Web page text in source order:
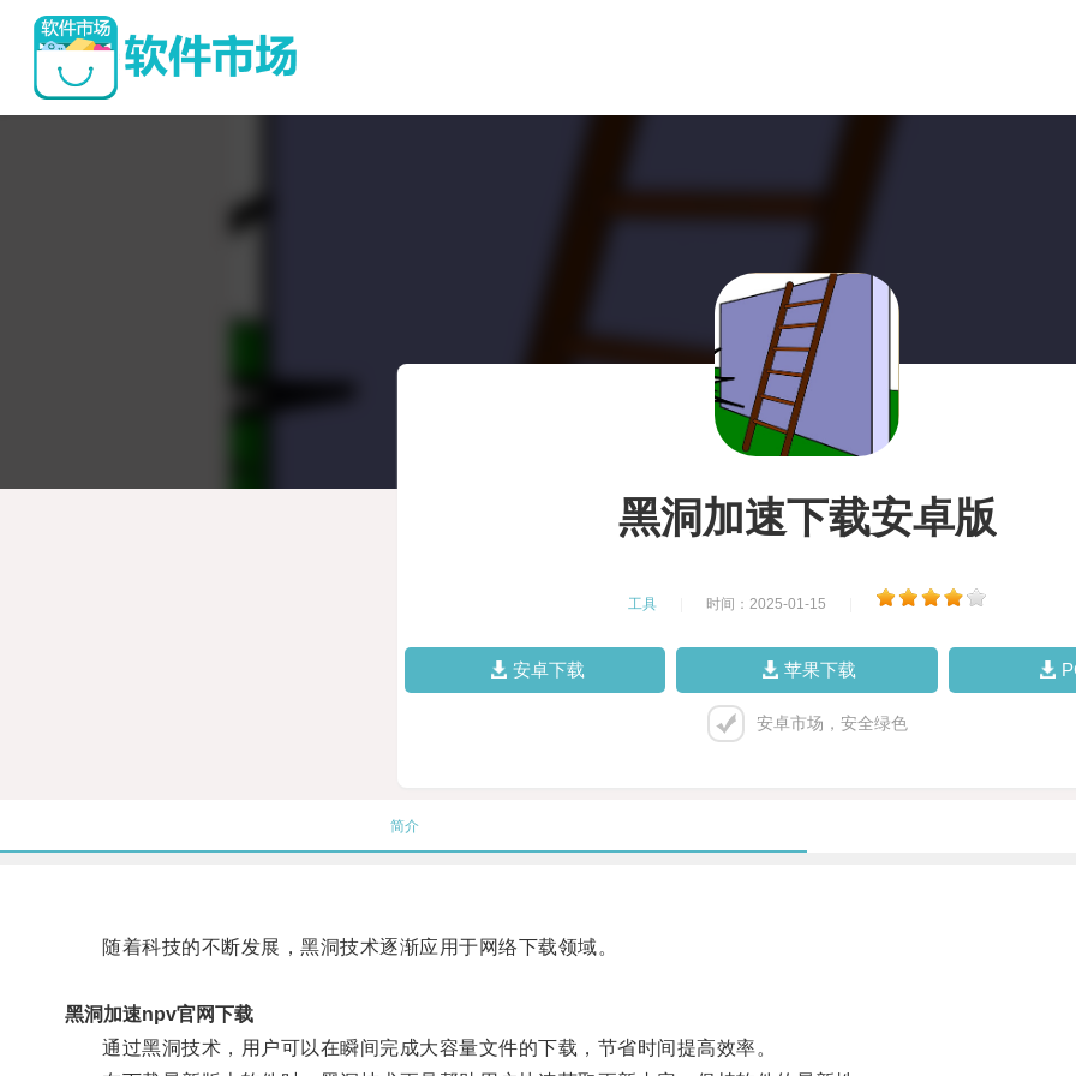
黑洞加速下载安卓版
工具 时间：2025-01-15
安卓下载 苹果下载
安卓市场，安全绿色
简介
随着科技的不断发展，黑洞技术逐渐应用于网络下载领域。
黑洞加速npv官网下载
通过黑洞技术，用户可以在瞬间完成大容量文件的下载，节省时间提高效率。